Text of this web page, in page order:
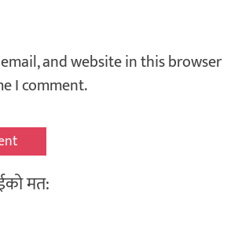
and website in this browser
I comment.
मत: